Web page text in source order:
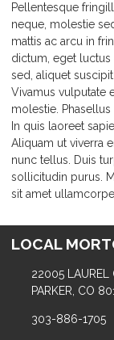
Pellentesque
neque, molestie
mattis ac arcu in
dictum, eget luctus
sed, aliquet
Vivamus vulputate
molestie.
In quis laoreet
Aliquam ut viverra
nunc tellus. Duis
sollicitudin purus.
sit amet
LOCAL
22005 LAUREL
PARKER, CO
303-886-1705